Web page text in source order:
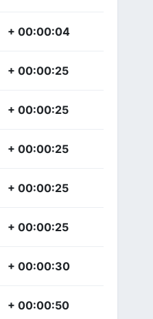
+ 00:00:04
+ 00:00:25
+ 00:00:25
+ 00:00:25
+ 00:00:25
+ 00:00:25
+ 00:00:30
+ 00:00:50